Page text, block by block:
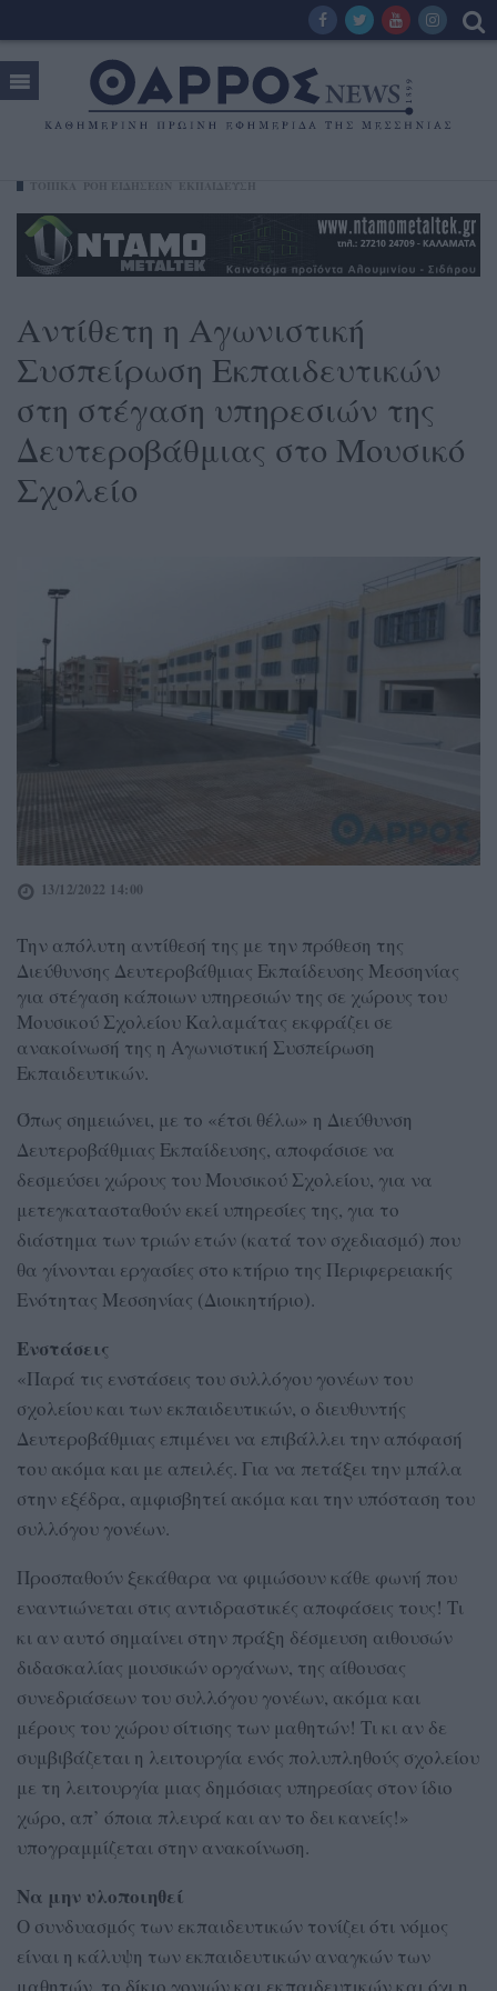
Αντίθετη η Αγωνιστική
Συσπείρωση Εκπαιδευτικών
στη στέγαση υπηρεσιών της
Δευτεροβάθμιας στο Μουσικό
Σχολείο
13/12/2022 14:00
Την απόλυτη αντίθεσή της με την πρόθεση της
Διεύθυνσης Δευτεροβάθμιας Εκπαίδευσης Μεσσηνίας
για στέγαση κάποιων υπηρεσιών της σε χώρους του
Μουσικού Σχολείου Καλαμάτας εκφράζει σε
ανακοίνωσή της η Αγωνιστική Συσπείρωση
Εκπαιδευτικών.
Όπως σημειώνει, με το «έτσι θέλω» η Διεύθυνση
Δευτεροβάθμιας Εκπαίδευσης, αποφάσισε να
δεσμεύσει χώρους του Μουσικού Σχολείου, για να
μετεγκατασταθούν εκεί υπηρεσίες της, για το
διάστημα των τριών ετών (κατά τον σχεδιασμό) που
θα γίνονται εργασίες στο κτήριο της Περιφερειακής
Ενότητας Μεσσηνίας (Διοικητήριο).
Ενστάσεις
«Παρά τις ενστάσεις του συλλόγου γονέων του
σχολείου και των εκπαιδευτικών, ο διευθυντής
Δευτεροβάθμιας επιμένει να επιβάλλει την απόφασή
του ακόμα και με απειλές. Για να πετάξει την μπάλα
στην εξέδρα, αμφισβητεί ακόμα και την υπόσταση του
συλλόγου γονέων.
Προσπαθούν ξεκάθαρα να φιμώσουν κάθε φωνή που
εναντιώνεται στις αντιδραστικές αποφάσεις τους! Τι
κι αν αυτό σημαίνει στην πράξη δέσμευση αιθουσών
διδασκαλίας μουσικών οργάνων, της αίθουσας
συνεδριάσεων του συλλόγου γονέων, ακόμα και
μέρους του χώρου σίτισης των μαθητών! Τι κι αν δε
συμβιβάζεται η λειτουργία ενός πολυπληθούς σχολείου
με τη λειτουργία μιας δημόσιας υπηρεσίας στον ίδιο
χώρο, απ’ όποια πλευρά και αν το δει κανείς!»
υπογραμμίζεται στην ανακοίνωση.
Να μην υλοποιηθεί
Ο συνδυασμός των εκπαιδευτικών τονίζει ότι νόμος
είναι η κάλυψη των εκπαιδευτικών αναγκών των